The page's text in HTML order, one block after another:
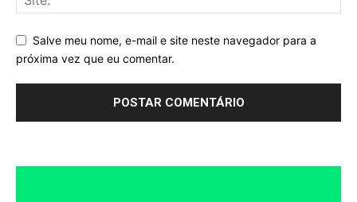
Salve meu nome, e-mail e site neste navegador para a
próxima vez que eu comentar.